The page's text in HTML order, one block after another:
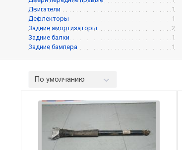
Двигатели
1
Дефлекторы
1
Задние амортизаторы
2
Задние балки
1
Задние бампера
1
По умолчанию